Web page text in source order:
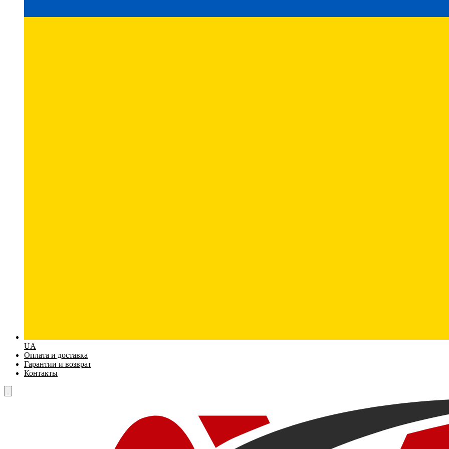
UA
Оплата и доставка
Гарантии и возврат
Контакты